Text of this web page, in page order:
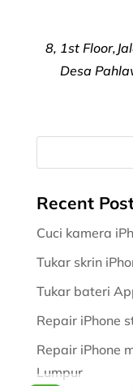
8, 1st
Desa
Recent
Cuci kamera
Tukar skrin
Tukar bateri
Repair iPhone
Repair iPhone
Lumpur